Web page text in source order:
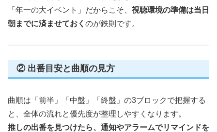
「年一の大イベント」だからこそ、 視聴環境の準備は当日
朝までに済ませておく のが鉄則です。
② 出番目安と曲順の見方
曲順は「前半」「中盤」「終盤」の3ブロックで把握する
と、全体の流れと優先度が整理しやすくなります。
推しの出番を見つけたら、通知やアラームでリマインドを